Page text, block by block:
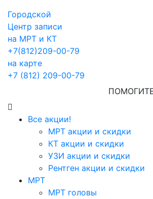
Городской
Центр записи
на МРТ и КТ
+7(812)209-00-79
на карте
+7 (812) 209-00-79
Все акции!
МРТ акции и скидки
КТ акции и скидки
УЗИ акции и скидки
Рентген акции и скидки
МРТ
МРТ головы